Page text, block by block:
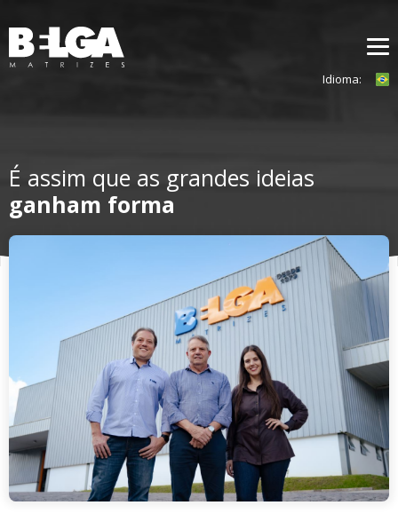
Soluções
Tecnologia
Idioma:
É assim que as grandes ideias
ganham forma